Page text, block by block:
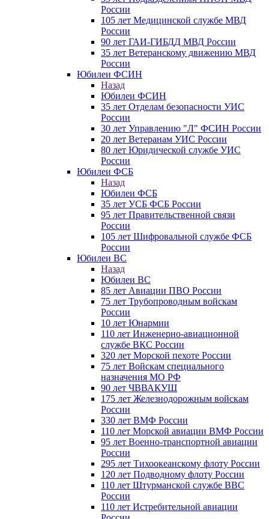
России
105 лет Медицинской службе МВД
России
90 лет ГАИ-ГИБДД МВД России
35 лет Ветеранскому движению МВД
России
Юбилеи ФСИН
Назад
Юбилеи ФСИН
35 лет Отделам безопасности УИС
России
30 лет Управлению "Л" ФСИН России
20 лет Ветеранам УИС России
80 лет Юридической службе УИС
России
Юбилеи ФСБ
Назад
Юбилеи ФСБ
35 лет УСБ ФСБ России
95 лет Правительственной связи
России
105 лет Шифровальной службе ФСБ
России
Юбилеи ВС
Назад
Юбилеи ВС
85 лет Авиации ПВО России
75 лет Трубопроводным войскам
России
10 лет Юнармии
110 лет Инженерно-авиационной
службе ВКС России
320 лет Морской пехоте России
75 лет Войскам специального
назначения МО РФ
90 лет ЧВВАКУШ
175 лет Железнодорожным войскам
России
330 лет ВМФ России
110 лет Морской авиации ВМФ России
95 лет Военно-транспортной авиации
России
295 лет Тихоокеанскому флоту России
120 лет Подводному флоту России
110 лет Штурманской службе ВВС
России
110 лет Истребительной авиации